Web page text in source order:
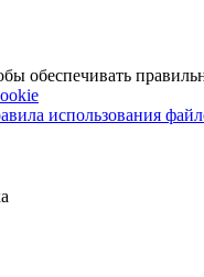
обеспечивать
использования